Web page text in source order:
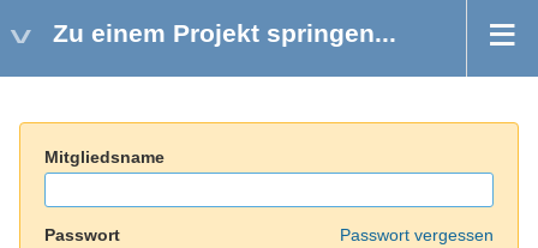
Zu einem Projekt springen...
Mitgliedsname
Passwort Passwort vergessen